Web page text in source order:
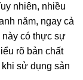
nhiên, nhiều
năm, ngay cả
này có thực sự
rõ bản chất
sử dụng sản